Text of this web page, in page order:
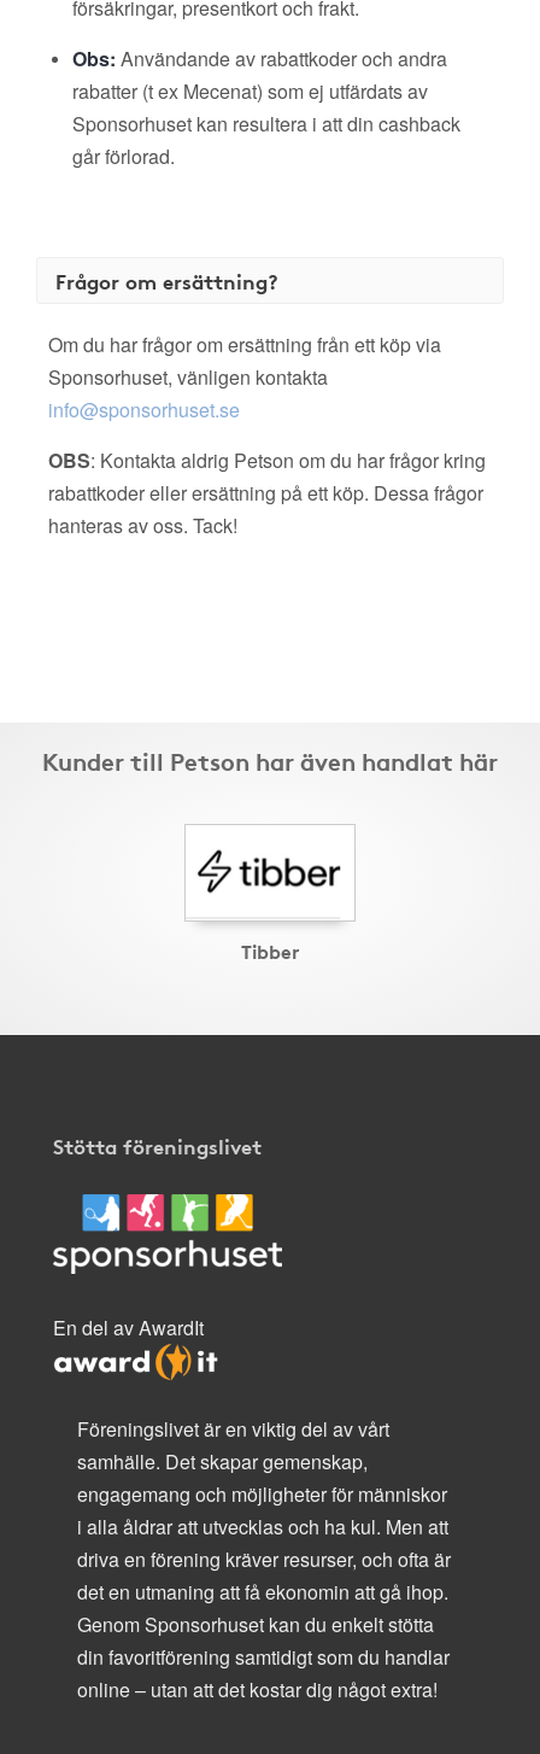
försäkringar, presentkort och frakt.
Obs: Användande av rabattkoder och andra
rabatter (t ex Mecenat) som ej utfärdats av
Sponsorhuset kan resultera i att din cashback
går förlorad.
Frågor om ersättning?
Om du har frågor om ersättning från ett köp via
Sponsorhuset, vänligen kontakta
info@sponsorhuset.se
OBS: Kontakta aldrig Petson om du har frågor kring
rabattkoder eller ersättning på ett köp. Dessa frågor
hanteras av oss. Tack!
Kunder till Petson har även handlat här
Tibber
Stötta föreningslivet
En del av AwardIt
Föreningslivet är en viktig del av vårt
samhälle. Det skapar gemenskap,
engagemang och möjligheter för människor
i alla åldrar att utvecklas och ha kul. Men att
driva en förening kräver resurser, och ofta är
det en utmaning att få ekonomin att gå ihop.
Genom Sponsorhuset kan du enkelt stötta
din favoritförening samtidigt som du handlar
online – utan att det kostar dig något extra!